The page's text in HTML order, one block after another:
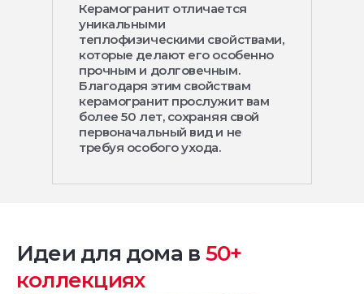
Керамогранит отличается
уникальными
теплофизическими свойствами,
которые делают его особенно
прочным и долговечным.
Благодаря этим свойствам
керамогранит прослужит вам
более 50 лет, сохраняя свой
первоначальный вид и не
требуя особого ухода.
Идеи для дома в 50+
коллекциях